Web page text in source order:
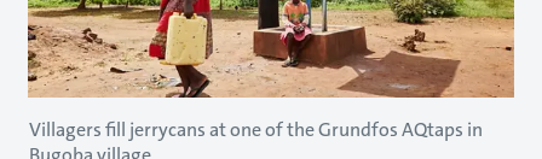
Villagers fill jerrycans at one of the Grundfos AQtaps in